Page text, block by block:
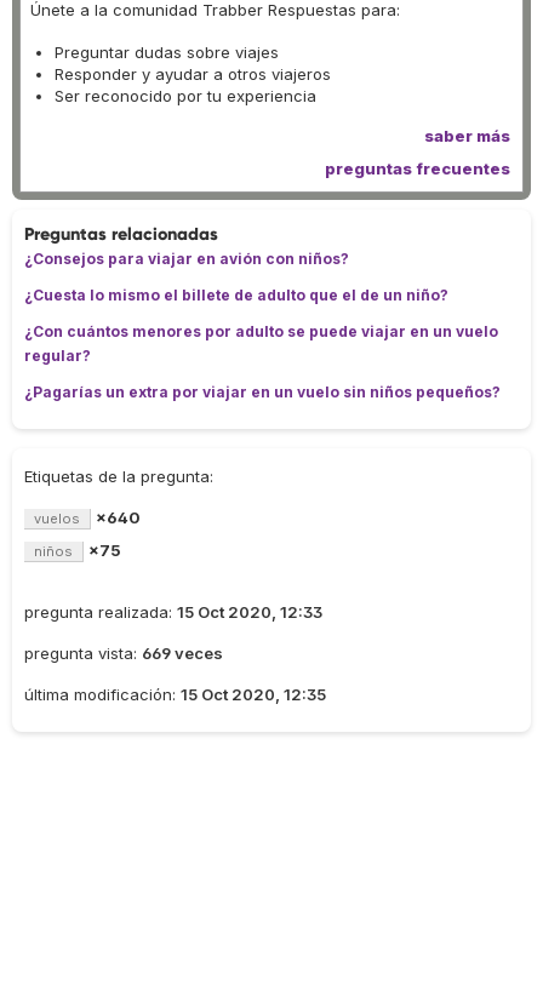
Únete a la comunidad Trabber Respuestas para:
Preguntar dudas sobre viajes
Responder y ayudar a otros viajeros
Ser reconocido por tu experiencia
saber más
preguntas frecuentes
Preguntas relacionadas
¿Consejos para viajar en avión con niños?
¿Cuesta lo mismo el billete de adulto que el de un niño?
¿Con cuántos menores por adulto se puede viajar en un vuelo
regular?
¿Pagarías un extra por viajar en un vuelo sin niños pequeños?
Etiquetas de la pregunta:
vuelos ×640
niños ×75
pregunta realizada: 15 Oct 2020, 12:33
pregunta vista: 669 veces
última modificación: 15 Oct 2020, 12:35